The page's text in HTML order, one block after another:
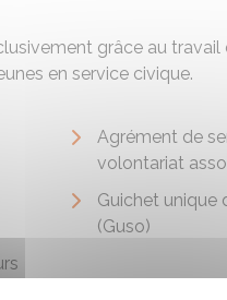
grâce au travail
en service civique.
Agrément de
volontariat
Guichet unique
(Guso)